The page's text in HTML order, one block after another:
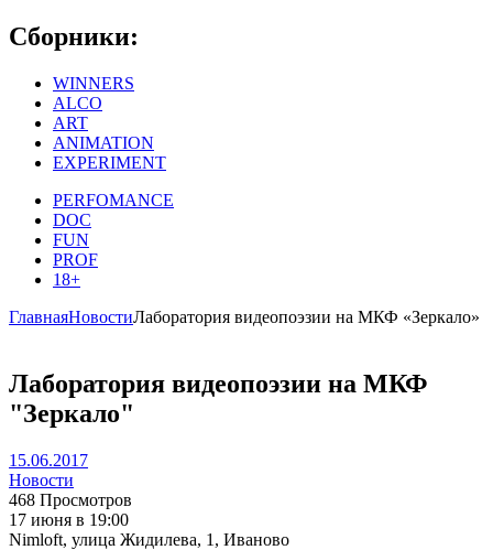
Сборники:
WINNERS
ALCO
ART
ANIMATION
EXPERIMENT
PERFOMANCE
DOC
FUN
PROF
18+
ГлавнаяНовостиЛаборатория видеопоэзии на МКФ «Зеркало»
Лаборатория видеопоэзии на МКФ
"Зеркало"
15.06.2017
Новости
468 Просмотров
17 июня в 19:00
Nimloft, улица Жидилева, 1, Иваново